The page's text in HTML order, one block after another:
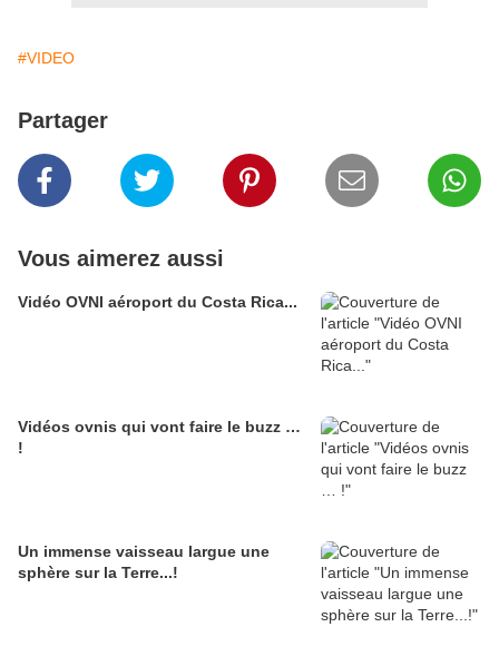
#VIDEO
Partager
Vous aimerez aussi
Vidéo OVNI aéroport du Costa Rica...
Vidéos ovnis qui vont faire le buzz …
!
Un immense vaisseau largue une
sphère sur la Terre...!